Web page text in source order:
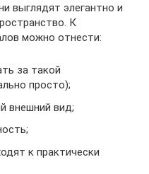
выглядят элегантно и
К
можно отнести:
за такой
просто);
внешний вид;
к практически